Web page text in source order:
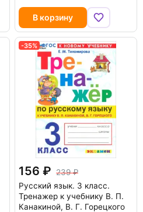
В корзину
-35%
156
239
Русский язык. 3 класс.
Тренажер к учебнику В. П.
Канакиной, В. Г. Горецкого